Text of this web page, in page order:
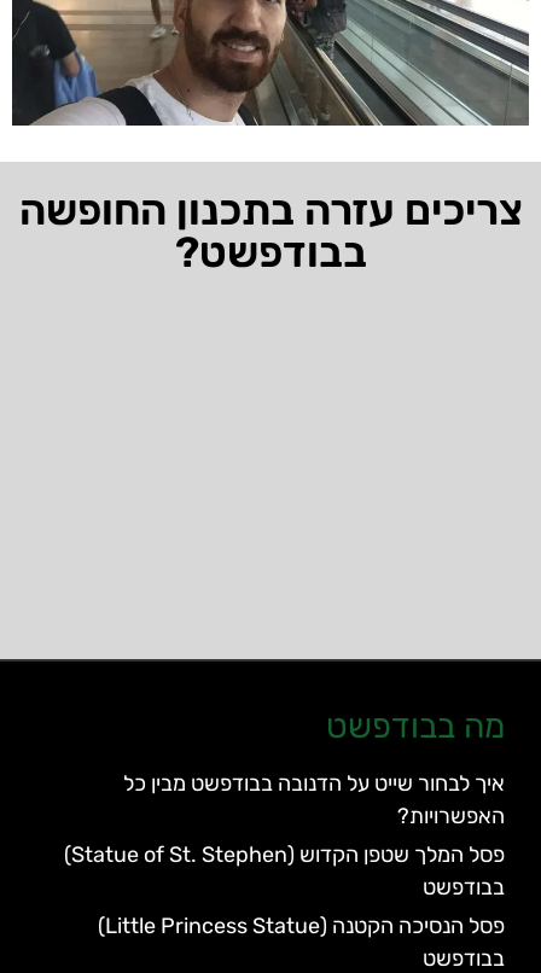
צריכים עזרה בתכנון החופשה
בבודפשט?
מה בבודפשט
איך לבחור שייט על הדנובה בבודפשט מבין כל
האפשרויות?
פסל המלך שטפן הקדוש (Statue of St. Stephen)
בבודפשט
פסל הנסיכה הקטנה (Little Princess Statue)
בבודפשט